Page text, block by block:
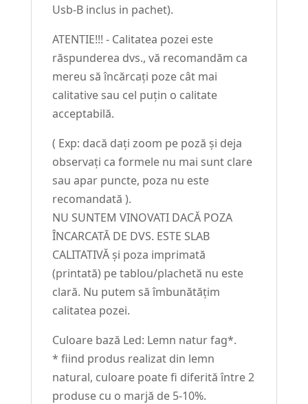
Usb-B inclus in pachet).
ATENTIE!!! - Calitatea pozei este
răspunderea dvs., vă recomandăm ca
mereu să încărcați poze cât mai
calitative sau cel puțin o calitate
acceptabilă.
( Exp: dacă dați zoom pe poză și deja
observați ca formele nu mai sunt clare
sau apar puncte, poza nu este
recomandată ).
NU SUNTEM VINOVATI DACĂ POZA
ÎNCARCATĂ DE DVS. ESTE SLAB
CALITATIVĂ și poza imprimată
(printată) pe tablou/plachetă nu este
clară. Nu putem să îmbunătățim
calitatea pozei.
Culoare bază Led: Lemn natur fag*.
* fiind produs realizat din lemn
natural, culoare poate fi diferită între 2
produse cu o marjă de 5-10%.